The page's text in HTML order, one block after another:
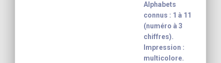
Alphabets
connus : 1 à 11
(numéro à 3
chiffres).
Impression :
multicolore.